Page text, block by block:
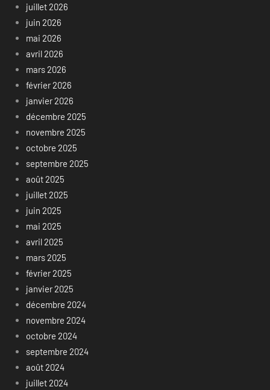
juillet 2026
juin 2026
mai 2026
avril 2026
mars 2026
février 2026
janvier 2026
décembre 2025
novembre 2025
octobre 2025
septembre 2025
août 2025
juillet 2025
juin 2025
mai 2025
avril 2025
mars 2025
février 2025
janvier 2025
décembre 2024
novembre 2024
octobre 2024
septembre 2024
août 2024
juillet 2024